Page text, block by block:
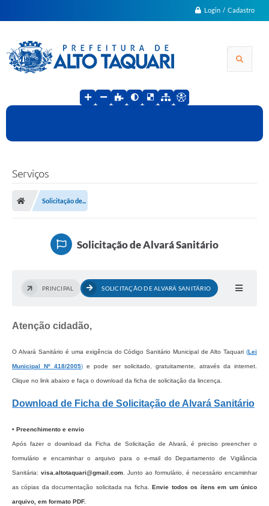
Login / Cadastro
Serviços
Solicitação de...
Solicitação de Alvará Sanitário
PRINCIPAL SOLICITAÇÃO DE ALVARÁ SANITÁRIO
Atenção cidadão,
O Alvará Sanitário é uma exigência do Código Sanitário Municipal de Alto Taquari (Lei
Municipal Nº 418/2005) e pode ser solicitado, gratuitamente, através da internet.
Clique no link abaixo e faça o download da ficha de solicitação da lincença.
Download de Ficha de Solicitação de Alvará Sanitário
• Preenchimento e envio
Após fazer o download da Ficha de Solicitação de Alvará, é preciso preencher o
formulário e encaminhar o arquivo para o e-mail do Departamento de Vigilância
Sanitária: visa.altotaquari@gmail.com . Junto ao formulário, é necessário encaminhar
as cópias da documentação solicitada na ficha. Envie todos os ítens em um único
arquivo, em formato PDF.